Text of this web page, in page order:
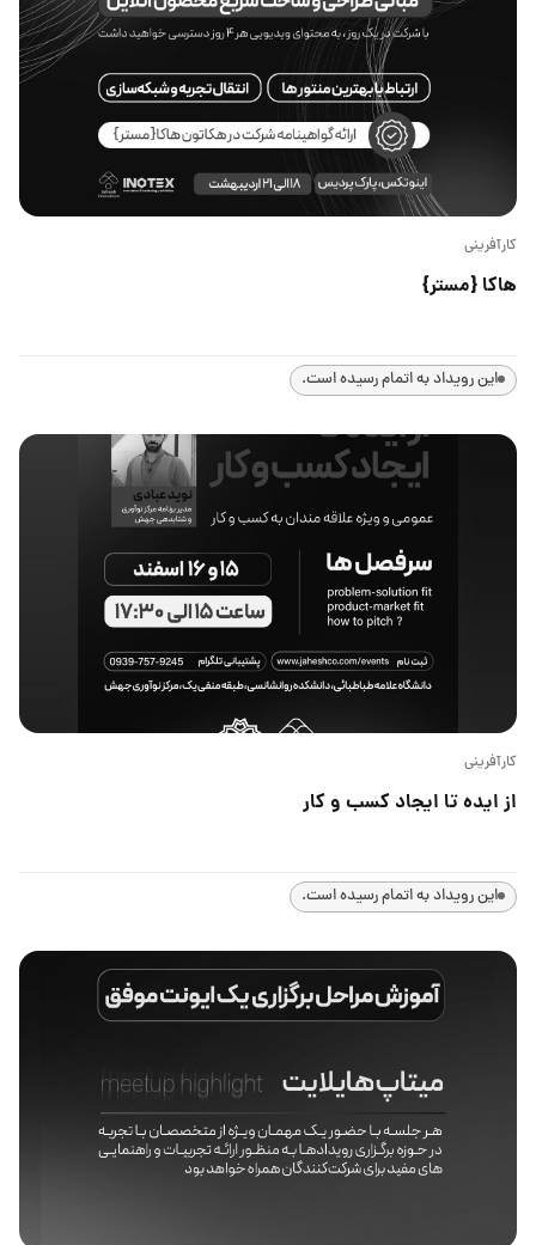
کارآفرینی
هاکا {مستر}
این رویداد به اتمام رسیده است.
کارآفرینی
از ایده تا ایجاد کسب و کار
این رویداد به اتمام رسیده است.